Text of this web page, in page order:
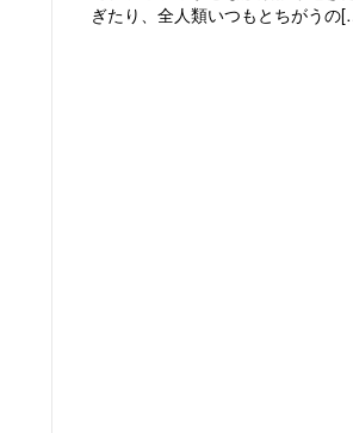
ぎたり、全人類いつもとちがうの